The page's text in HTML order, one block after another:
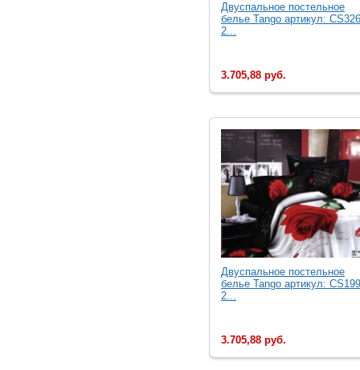
Двуcпальное постельное
белье Tango артикул:
2...
3.705,88 руб.
Двуcпальное постельное
белье Tango артикул:
2...
3.705,88 руб.